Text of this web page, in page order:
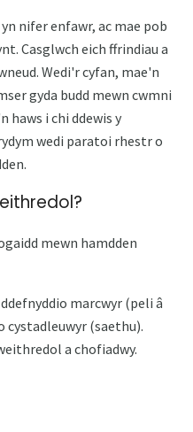
nifer enfawr, ac mae pob
Casglwch eich ffrindiau a
Wedi'r cyfan, mae'n
gyda budd mewn cwmni
haws i chi ddewis y
wedi paratoi rhestr o
mewn hamdden
marcwyr (peli â
cystadleuwyr (saethu).
a chofiadwy.